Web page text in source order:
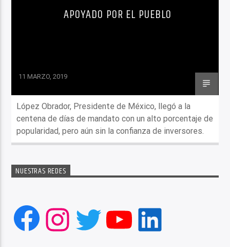
APOYADO POR EL PUEBLO
11 MARZO, 2019
López Obrador, Presidente de México, llegó a la
centena de días de mandato con un alto porcentaje de
popularidad, pero aún sin la confianza de inversores.
NUESTRAS REDES
Facebook
Instagram
Twitter
YouTube
LinkedIn